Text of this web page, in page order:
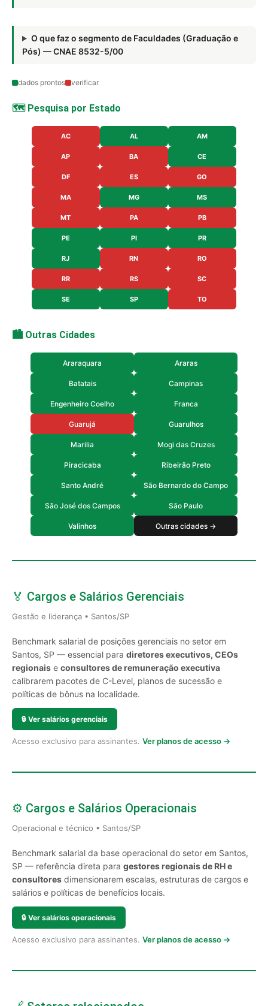
O que faz o segmento de Faculdades (Graduação e
Pós) — CNAE 8532-5/00
dados prontos verificar
🗺️ Pesquisa por Estado
AC AL AM
AP BA CE
DF ES GO
MA MG MS
MT PA PB
PE PI PR
RJ RN RO
RR RS SC
SE SP TO
🏙️ Outras Cidades
Araraquara Araras
Batatais Campinas
Engenheiro Coelho Franca
Guarujá Guarulhos
Marilia Mogi das Cruzes
Piracicaba Ribeirão Preto
Santo André São Bernardo do Campo
São José dos Campos São Paulo
Valinhos Outras cidades →
🏅 Cargos e Salários Gerenciais
Gestão e liderança • Santos/SP
Benchmark salarial de posições gerenciais no setor em
Santos, SP — essencial para diretores executivos, CEOs
regionais e consultores de remuneração executiva
calibrarem pacotes de C-Level, planos de sucessão e
políticas de bônus na localidade.
🔒 Ver salários gerenciais
Acesso exclusivo para assinantes. Ver planos de acesso →
⚙️ Cargos e Salários Operacionais
Operacional e técnico • Santos/SP
Benchmark salarial da base operacional do setor em Santos,
SP — referência direta para gestores regionais de RH e
consultores dimensionarem escalas, estruturas de cargos e
salários e políticas de benefícios locais.
🔒 Ver salários operacionais
Acesso exclusivo para assinantes. Ver planos de acesso →